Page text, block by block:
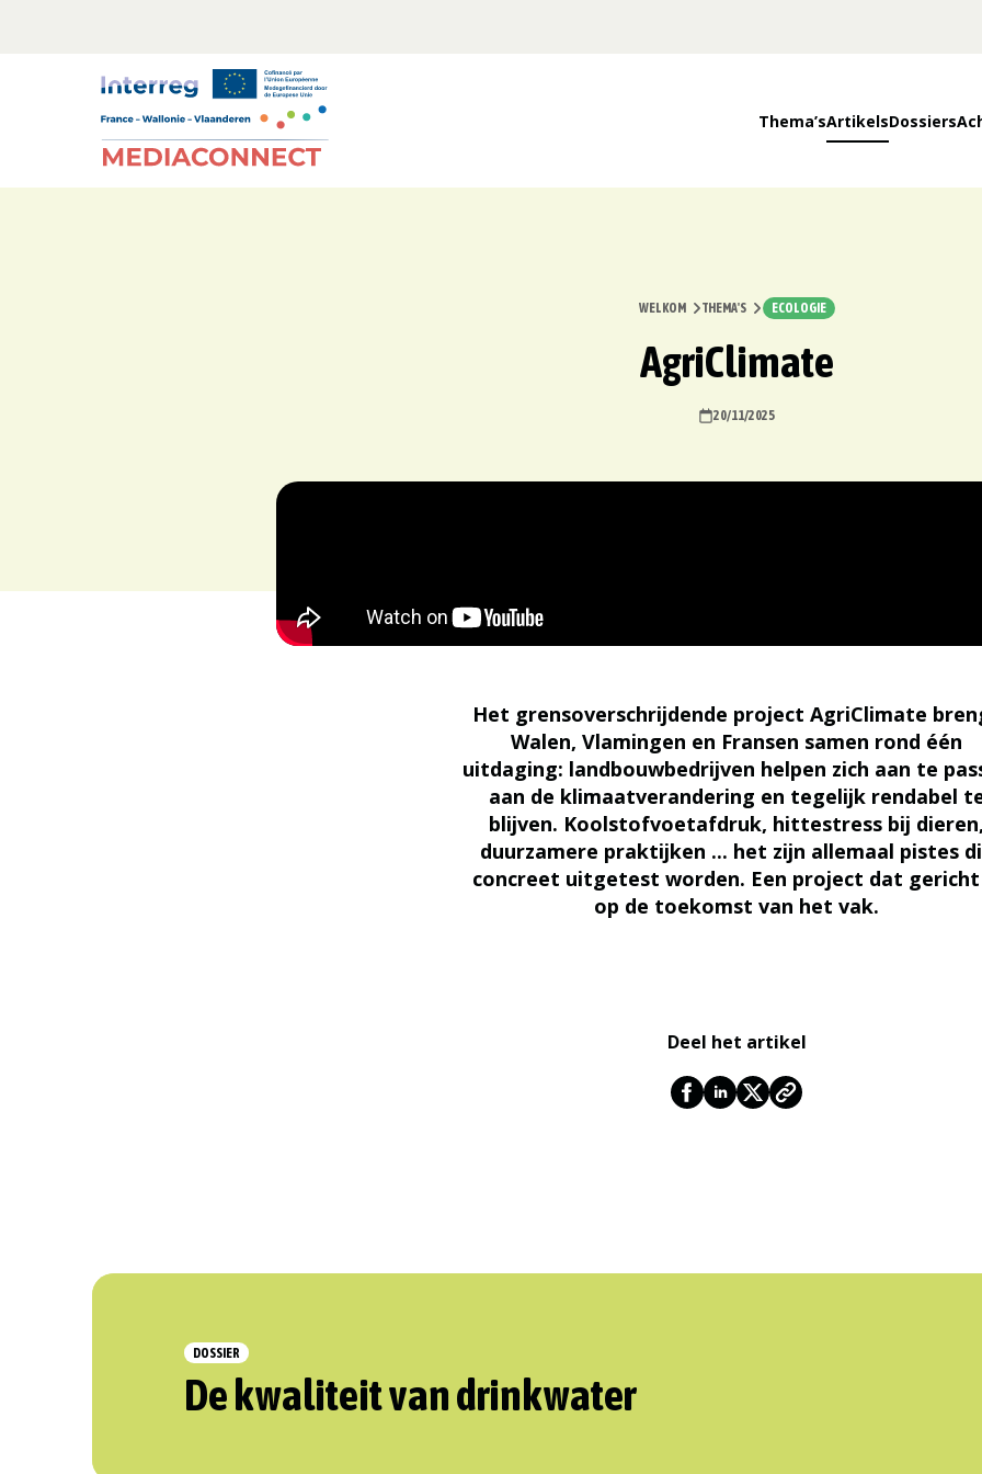
Thema’sArtikelsDossiers
WELKOM THEMA'S ECOLOGIE
AgriClimate
20/11/2025
Het grensoverschrijdende project AgriClimate
Walen, Vlamingen en Fransen samen rond één
uitdaging: landbouwbedrijven helpen zich aan te
aan de klimaatverandering en tegelijk rendabel
blijven. Koolstofvoetafdruk, hittestress bij dieren,
duurzamere praktijken ... het zijn allemaal pistes
concreet uitgetest worden. Een project dat
op de toekomst van het vak.
Deel het artikel
DOSSIER
De kwaliteit van drinkwater